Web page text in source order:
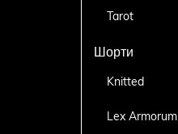
Tarot
Шорти
Knitted
Lex Armorum